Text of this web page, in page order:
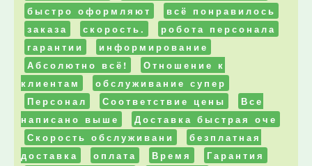
быстро оформляют
всё понравилось
заказа
скорость.
робота персонала
гарантии
информирование
Абсолютно всё!
Отношение к
клиентам
обслуживание супер
Персонал
Соответствие цены
Все
написано выше
Доставка быстрая оче
Скорость обслуживани
безплатная
доставка
оплата Время
Гарантия